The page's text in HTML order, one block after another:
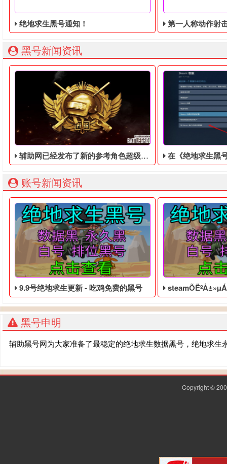
绝地求生黑号通知！ 第一人称动作射击游戏《绝地
黑号新闻资讯
辅助网已经发布了新的参考角色超级《绝地求生黑号官网​》 在《绝地求生黑号发卡网站》
账号新闻资讯
9.9号绝地求生更新 - 吃鸡免费的黑号
黑号申明
辅助黑号网为大家准备了最稳定的绝地求生数据黑号，绝地求
Copyright ©